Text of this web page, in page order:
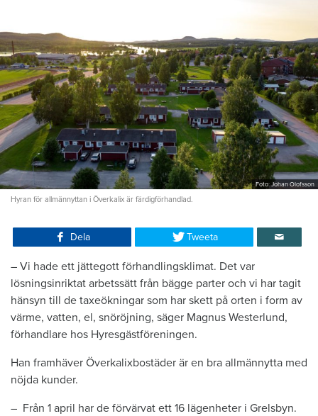
Foto: Johan Olofsson
Hyran för allmännyttan i Överkalix är färdigförhandlad.
Dela Tweeta
– Vi hade ett jättegott förhandlingsklimat. Det var
lösningsinriktat arbetssätt från bägge parter och vi har tagit
hänsyn till de taxeökningar som har skett på orten i form av
värme, vatten, el, snöröjning, säger Magnus Westerlund,
förhandlare hos Hyresgästföreningen.
Han framhäver Överkalixbostäder är en bra allmännytta med
nöjda kunder.
– Från 1 april har de förvärvat ett 16 lägenheter i Grelsbyn.